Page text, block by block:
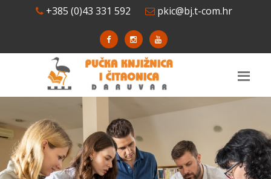
+385 (0)43 331 592 pkic@bj.t-com.hr